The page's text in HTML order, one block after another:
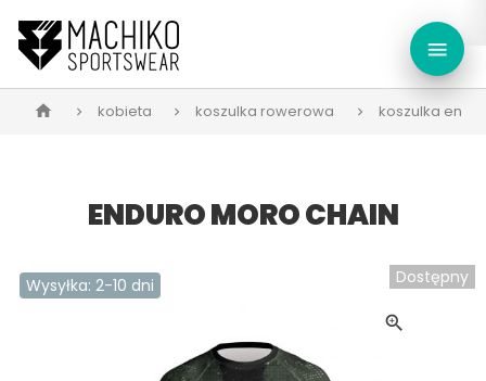
menu
home kobieta koszulka rowerowa koszulka
ENDURO MORO CHAIN
Wysyłka: 2-10 dni Dostępny